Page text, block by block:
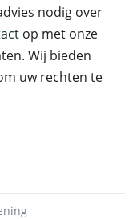
nodig over
op met onze
Wij bieden
uw rechten te